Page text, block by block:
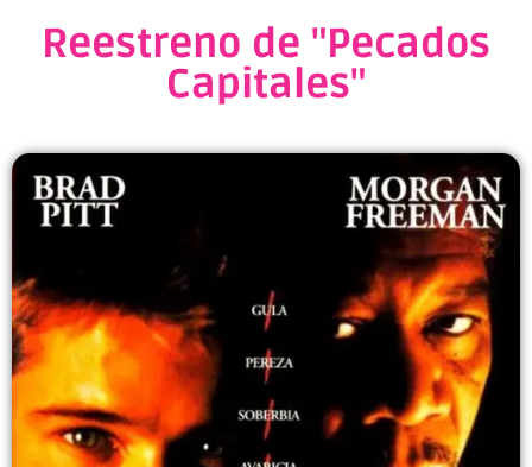
Reestreno de "Pecados
Capitales"